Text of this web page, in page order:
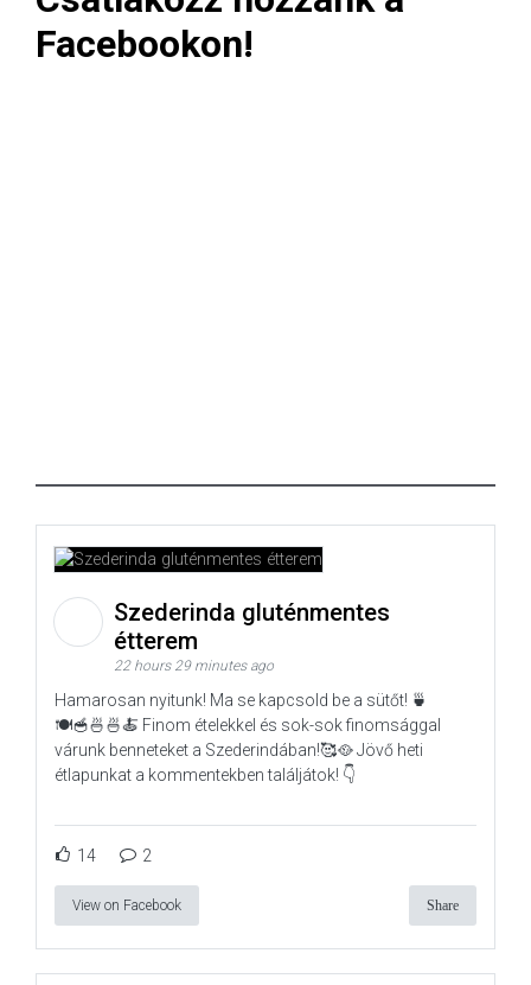
Facebookon!
Szederinda gluténmentes
étterem
22 hours 29 minutes ago
Hamarosan nyitunk! Ma se kapcsold be a sütőt! 🍵
🍽️🥣🍜🍜🍝 Finom ételekkel és sok-sok finomsággal
várunk benneteket a Szederindában!🥰🥘 Jövő heti
étlapunkat a kommentekben találjátok! 👇
14 2
View on Facebook Share